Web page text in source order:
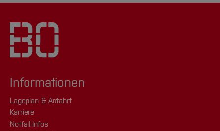
Informationen
Lageplan & Anfahrt
Karriere
Notfall-Infos